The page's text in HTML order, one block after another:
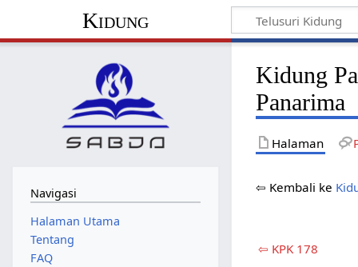
Kidung
Kidung
Panarima
Halaman
⇦ Kembali ke
⇦ KPK 178
Navigasi
Halaman Utama
Tentang
FAQ